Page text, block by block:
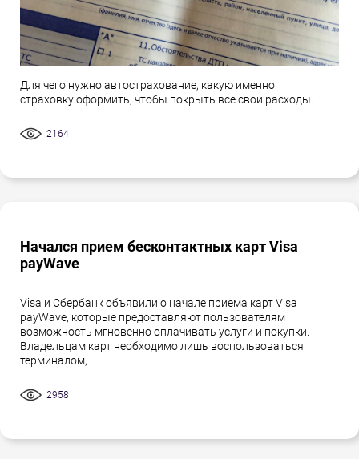
Для чего нужно автострахование, какую именно
страховку оформить, чтобы покрыть все свои расходы.
2164
Начался прием бесконтактных карт Visa
payWave
Visa и Сбербанк объявили о начале приема карт Visa
payWave, которые предоставляют пользователям
возможность мгновенно оплачивать услуги и покупки.
Владельцам карт необходимо лишь воспользоваться
терминалом,
2958